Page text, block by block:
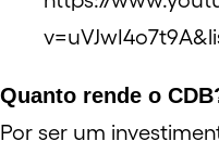
Quanto rende o
Por ser um